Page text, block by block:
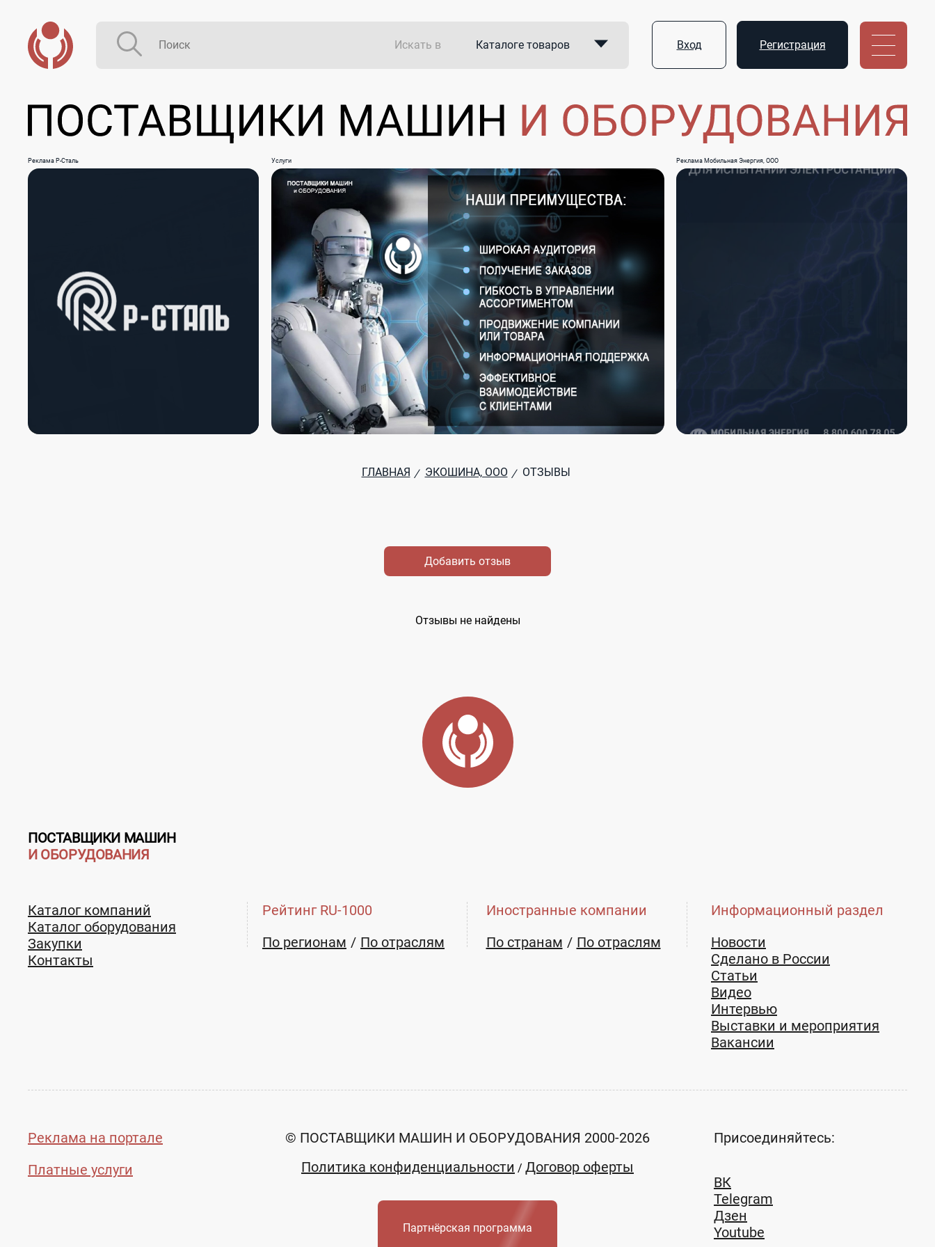
Искать в Каталоге товаров
В закупках
Вход Регистрация
Реклама Р-Сталь Услуги Реклама Мобильная Энергия, ООО
ГЛАВНАЯ / ЭКОШИНА, ООО / ОТЗЫВЫ
Добавить отзыв
Отзывы не найдены
ПОСТАВЩИКИ МАШИН
И ОБОРУДОВАНИЯ
Каталог компаний
Каталог оборудования
Закупки
Контакты
Рейтинг RU-1000
По регионам
По отраслям
Иностранные компании
По странам
По отраслям
Информационный раздел
Новости
Сделано в России
Статьи
Видео
Интервью
Выставки и мероприятия
Вакансии
Реклама на портале
Платные услуги
© ПОСТАВЩИКИ МАШИН И ОБОРУДОВАНИЯ 2000-2026
Политика конфиденциальности / Договор оферты
Партнёрская программа
Присоединяйтесь:
ВК
Telegram
Дзен
Youtube